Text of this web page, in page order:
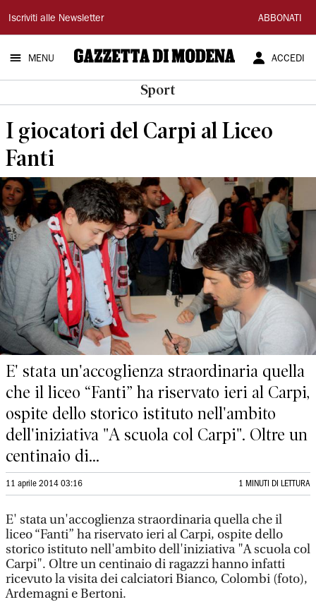
Gazzetta
di
Modena
Iscriviti alle Newsletter ABBONATI
MENU ACCEDI
Sport
I giocatori del Carpi al Liceo
Fanti
E' stata un'accoglienza straordinaria quella
che il liceo “Fanti” ha riservato ieri al Carpi,
ospite dello storico istituto nell'ambito
dell'iniziativa "A scuola col Carpi". Oltre un
centinaio di...
11 aprile 2014 03:16 1 MINUTI DI LETTURA
E' stata un'accoglienza straordinaria quella che il
liceo “Fanti” ha riservato ieri al Carpi, ospite dello
storico istituto nell'ambito dell'iniziativa "A scuola col
Carpi". Oltre un centinaio di ragazzi hanno infatti
ricevuto la visita dei calciatori Bianco, Colombi (foto),
Ardemagni e Bertoni.